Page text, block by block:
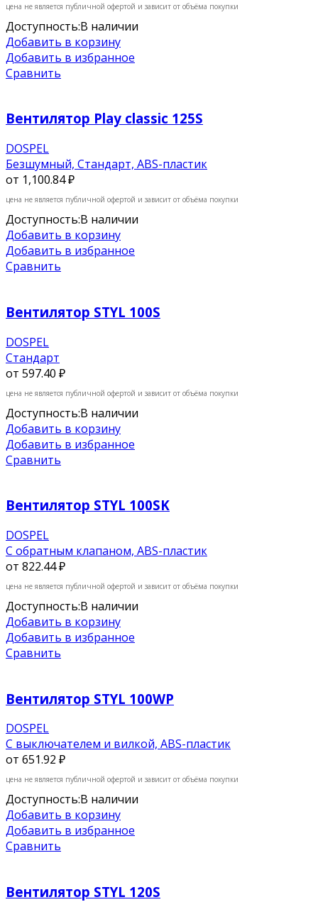
цена не является публичной офертой и зависит от объёма покупки
Доступность:В наличии
Добавить в корзину
Добавить в избранное
Сравнить
Вентилятор Play classic 125S
DOSPEL
Безшумный, Стандарт, ABS-пластик
от 1,100.84 ₽
цена не является публичной офертой и зависит от объёма покупки
Доступность:В наличии
Добавить в корзину
Добавить в избранное
Сравнить
Вентилятор STYL 100S
DOSPEL
Стандарт
от 597.40 ₽
цена не является публичной офертой и зависит от объёма покупки
Доступность:В наличии
Добавить в корзину
Добавить в избранное
Сравнить
Вентилятор STYL 100SK
DOSPEL
С обратным клапаном, ABS-пластик
от 822.44 ₽
цена не является публичной офертой и зависит от объёма покупки
Доступность:В наличии
Добавить в корзину
Добавить в избранное
Сравнить
Вентилятор STYL 100WP
DOSPEL
С выключателем и вилкой, ABS-пластик
от 651.92 ₽
цена не является публичной офертой и зависит от объёма покупки
Доступность:В наличии
Добавить в корзину
Добавить в избранное
Сравнить
Вентилятор STYL 120S